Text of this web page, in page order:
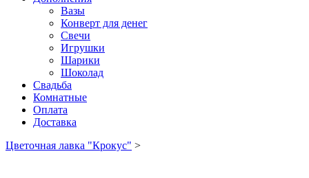
Вазы
Конверт для денег
Свечи
Игрушки
Шарики
Шоколад
Свадьба
Комнатные
Оплата
Доставка
Цветочная лавка "Крокус" >